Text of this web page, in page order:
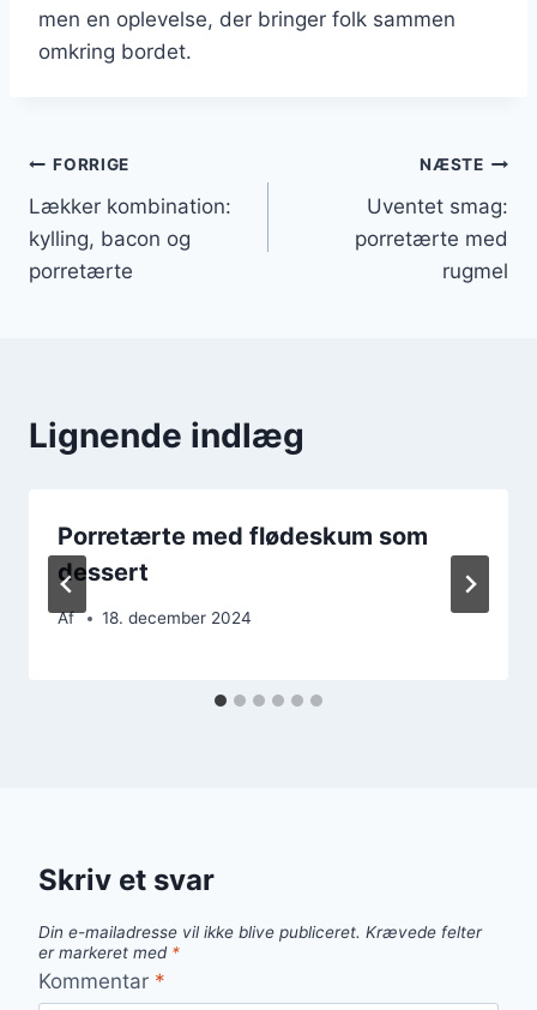
men en oplevelse, der bringer folk sammen
omkring bordet.
Indlægsnavigation
FORRIGE
Lækker kombination:
kylling, bacon og
porretærte
NÆSTE
Uventet smag:
porretærte med
rugmel
Lignende indlæg
Porretærte med flødeskum som
dessert
Af 18. december 2024
Skriv et svar
Din e-mailadresse vil ikke blive publiceret. Krævede felter
er markeret med *
Kommentar *